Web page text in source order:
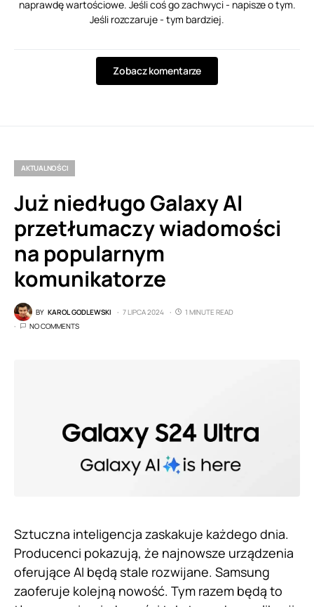
naprawdę wartościowe. Jeśli coś go zachwyci - napisze o tym.
Jeśli rozczaruje - tym bardziej.
Zobacz komentarze
AKTUALNOŚCI
Już niedługo Galaxy AI
przetłumaczy wiadomości
na popularnym
komunikatorze
BY KAROL GODLEWSKI 7 LIPCA 2024
1 MINUTE READ
NO COMMENTS
Sztuczna inteligencja zaskakuje każdego dnia.
Producenci pokazują, że najnowsze urządzenia
oferujące AI będą stale rozwijane. Samsung
zaoferuje kolejną nowość. Tym razem będą to